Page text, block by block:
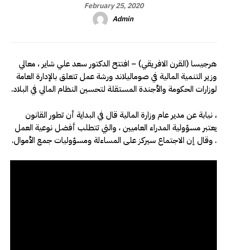
February 25, 2020
Admin
هرجيسا (القرن الافريقي) – افتتح الدكتور سعد علي شاير ، معالي
وزير التنمية المالية في صوماليلاند ورشة عمل تتعلق بالإدارة العامة
لوزارات الحكومة والأجندة المستقلة لتحسين النظام المالي في البلاد.
، نيابة عن مدير عام وزارة المالية قال في البداية أن تطور القانون
يعتبر مسؤولية المدراء العاميين ، والتي تتطلب أفضل نوعية العمل
. وقال إن الاجتماع سيركز على المساءلة ومسؤوليات جمع الأموال.